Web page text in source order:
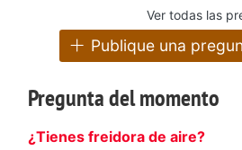
Ver todas las
Publique una
Pregunta del momento
¿Tienes freidora de aire?